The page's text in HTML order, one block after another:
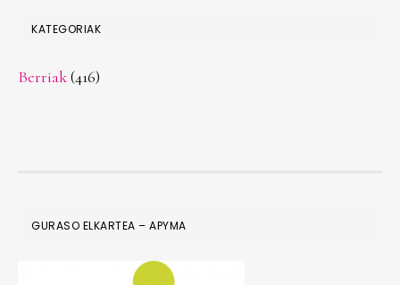
KATEGORIAK
Berriak(416)
FOOTER
GURASO ELKARTEA – APYMA